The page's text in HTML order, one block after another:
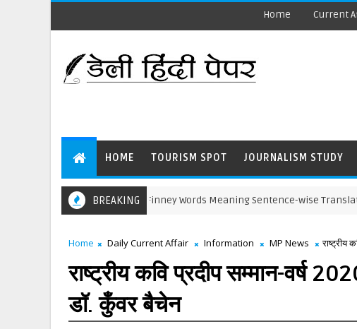
Home Current
HOME TOURISM SPOT JOURNALISM STUDY
BREAKING
The Third Level – Jack Finney Words Meaning Sentence-wise Translation with
Home Daily Current Affair Information MP News राष्‍ट्रीय
राष्‍ट्रीय कवि प्रदीप सम्‍मान-वर्ष
डॉ. कुँवर बैचेन